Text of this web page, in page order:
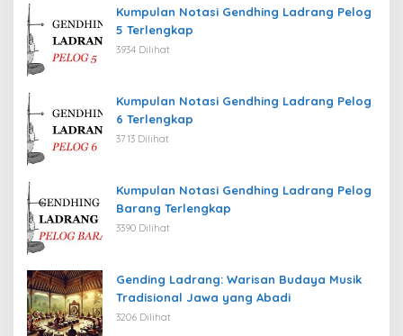
Kumpulan Notasi Gendhing Ladrang Pelog
5 Terlengkap
3934 Dilihat
Kumpulan Notasi Gendhing Ladrang Pelog
6 Terlengkap
3713 Dilihat
Kumpulan Notasi Gendhing Ladrang Pelog
Barang Terlengkap
3390 Dilihat
Gending Ladrang: Warisan Budaya Musik
Tradisional Jawa yang Abadi
3206 Dilihat